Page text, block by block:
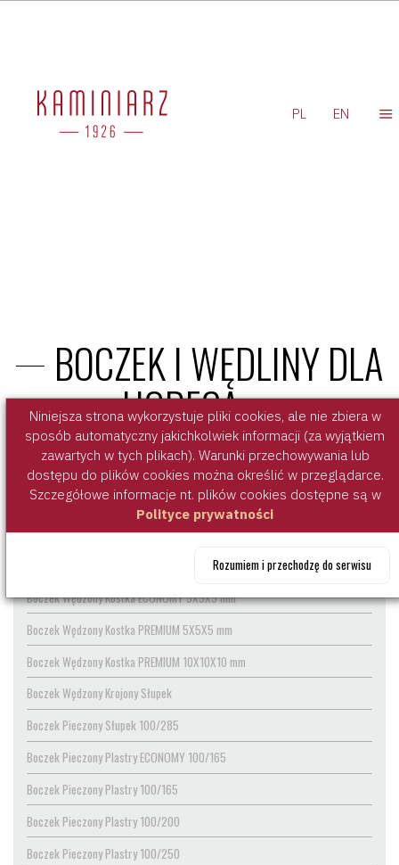
PL EN
BOCZEK I WĘDLINY DLA
HORECA
Boczek Wędzony Kostka ECONOMY 5X5X5 mm
Boczek Wędzony Kostka PREMIUM 5X5X5 mm
Boczek Wędzony Kostka PREMIUM 10X10X10 mm
Boczek Wędzony Krojony Słupek
Boczek Pieczony Słupek 100/285
Boczek Pieczony Plastry ECONOMY 100/165
Boczek Pieczony Plastry 100/165
Boczek Pieczony Plastry 100/200
Boczek Pieczony Plastry 100/250
Niniejsza strona wykorzystuje pliki cookies, ale nie zbiera w
sposób automatyczny jakichkolwiek informacji (za wyjątkiem
zawartych w tych plikach). Warunki przechowywania lub
dostępu do plików cookies można określić w przeglądarce.
Szczegółowe informacje nt. plików cookies dostępne są w
Polityce prywatności
Rozumiem i przechodzę do serwisu